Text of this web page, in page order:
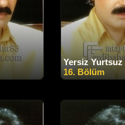
Yersiz Yurtsuz
16. Bölüm